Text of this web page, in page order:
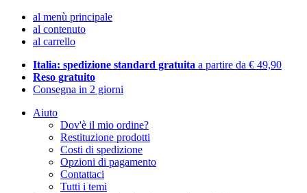
al menù principale
al contenuto
al carrello
Italia: spedizione standard gratuita a partire da € 49,90
Reso gratuito
Consegna in 2 giorni
Aiuto
Dov'è il mio ordine?
Restituzione prodotti
Costi di spedizione
Opzioni di pagamento
Contattaci
Tutti i temi